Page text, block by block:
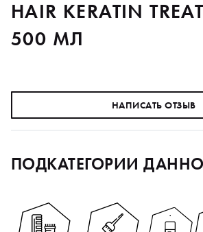
HAIR KERATIN
500 МЛ
НАПИСАТЬ ОТЗЫВ
ПОДКАТЕГОРИИ